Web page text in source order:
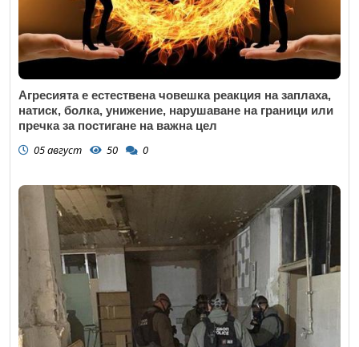
Агресията е естествена човешка реакция на заплаха,
натиск, болка, унижение, нарушаване на граници или
пречка за постигане на важна цел
05 август 50 0